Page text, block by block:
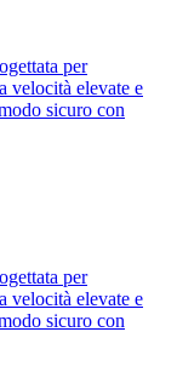
per
velocità elevate e
sicuro con
per
velocità elevate e
sicuro con